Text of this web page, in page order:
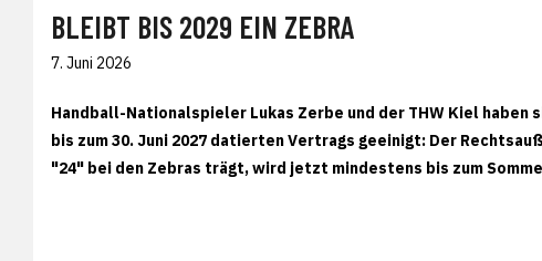
BLEIBT BIS 2029 EIN ZEBRA
7. Juni 2026
Handball-Nationalspieler Lukas Zerbe und der THW Kiel
bis zum 30. Juni 2027 datierten Vertrags geeinigt: Der
"24" bei den Zebras trägt, wird jetzt mindestens bis zum